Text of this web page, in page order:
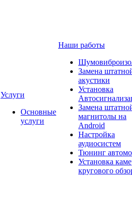
Услуги
Основные
услуги
Наши работы
Замена
акустики
Установка
Замена
магнитолы на
Android
Настройка
аудиосистем
Тюнинг
Установка
кругового